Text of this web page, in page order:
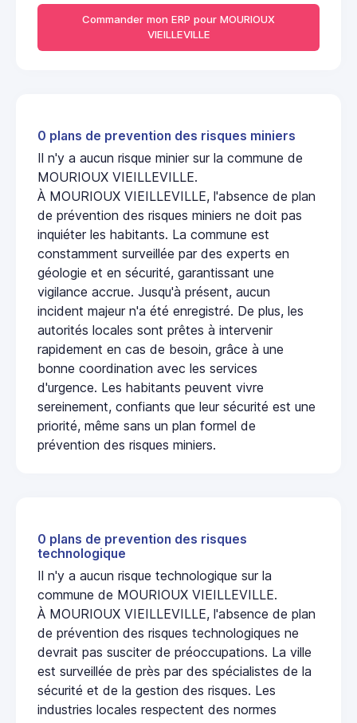
Commander mon ERP pour MOURIOUX
VIEILLEVILLE
0 plans de prevention des risques miniers
Il n'y a aucun risque minier sur la commune de
MOURIOUX VIEILLEVILLE.
À MOURIOUX VIEILLEVILLE, l'absence de plan
de prévention des risques miniers ne doit pas
inquiéter les habitants. La commune est
constamment surveillée par des experts en
géologie et en sécurité, garantissant une
vigilance accrue. Jusqu'à présent, aucun
incident majeur n'a été enregistré. De plus, les
autorités locales sont prêtes à intervenir
rapidement en cas de besoin, grâce à une
bonne coordination avec les services
d'urgence. Les habitants peuvent vivre
sereinement, confiants que leur sécurité est une
priorité, même sans un plan formel de
prévention des risques miniers.
0 plans de prevention des risques
technologique
Il n'y a aucun risque technologique sur la
commune de MOURIOUX VIEILLEVILLE.
À MOURIOUX VIEILLEVILLE, l'absence de plan
de prévention des risques technologiques ne
devrait pas susciter de préoccupations. La ville
est surveillée de près par des spécialistes de la
sécurité et de la gestion des risques. Les
industries locales respectent des normes